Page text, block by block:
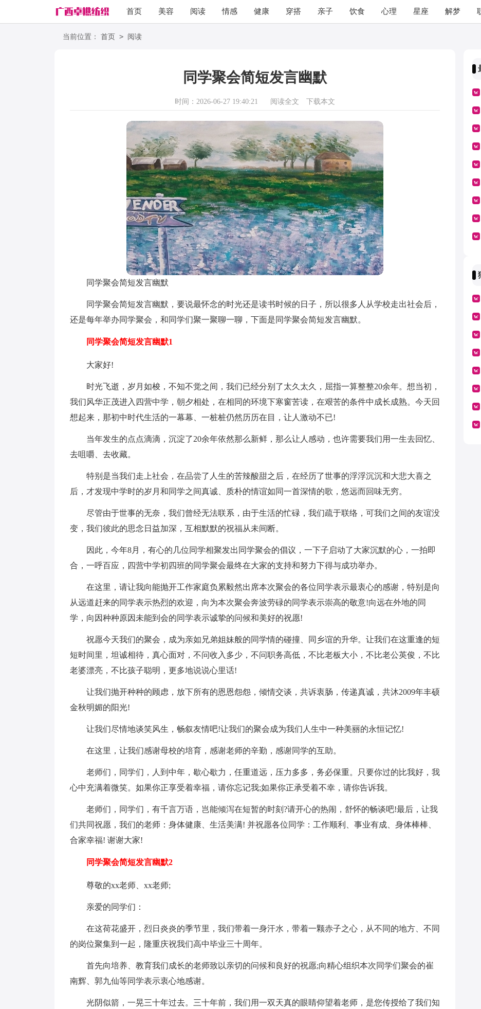
首页 美容 阅读 情感 健康 穿搭 亲子 饮食 心理 星座 解梦
励志
当前位置： 首页 > 阅读
同学聚会简短发言幽默
时间：2026-06-27 19:40:21 阅读全文 下载本文
同学聚会简短发言幽默
同学聚会简短发言幽默，要说最怀念的时光还是读书时候的日子，所以很多人从学校走出社会后，
还是每年举办同学聚会，和同学们聚一聚聊一聊，下面是同学聚会简短发言幽默。
同学聚会简短发言幽默1
大家好!
时光飞逝，岁月如梭，不知不觉之间，我们已经分别了太久太久，屈指一算整整20余年。想当初，
我们风华正茂进入四营中学，朝夕相处，在相同的环境下寒窗苦读，在艰苦的条件中成长成熟。今天回
想起来，那初中时代生活的一幕幕、一桩桩仍然历历在目，让人激动不已!
当年发生的点点滴滴，沉淀了20余年依然那么新鲜，那么让人感动，也许需要我们用一生去回忆、
去咀嚼、去收藏。
特别是当我们走上社会，在品尝了人生的苦辣酸甜之后，在经历了世事的浮浮沉沉和大悲大喜之
后，才发现中学时的岁月和同学之间真诚、质朴的情谊如同一首深情的歌，悠远而回味无穷。
尽管由于世事的无奈，我们曾经无法联系，由于生活的忙碌，我们疏于联络，可我们之间的友谊没
变，我们彼此的思念日益加深，互相默默的祝福从未间断。
因此，今年8月，有心的几位同学相聚发出同学聚会的倡议，一下子启动了大家沉默的心，一拍即
合，一呼百应，四营中学初四班的同学聚会最终在大家的支持和努力下得与成功举办。
在这里，请让我向能抛开工作家庭负累毅然出席本次聚会的各位同学表示最衷心的感谢，特别是向
从远道赶来的同学表示热烈的欢迎，向为本次聚会奔波劳碌的同学表示崇高的敬意!向远在外地的同
学，向因种种原因未能到会的同学表示诚挚的问候和美好的祝愿!
祝愿今天我们的聚会，成为亲如兄弟姐妹般的同学情的碰撞、同乡谊的升华。让我们在这重逢的短
短时间里，坦诚相待，真心面对，不问收入多少，不问职务高低，不比老板大小，不比老公英俊，不比
老婆漂亮，不比孩子聪明，更多地说说心里话!
让我们抛开种种的顾虑，放下所有的恩恩怨怨，倾情交谈，共诉衷肠，传递真诚，共沐2009年丰硕
金秋明媚的阳光!
让我们尽情地谈笑风生，畅叙友情吧!让我们的聚会成为我们人生中一种美丽的永恒记忆!
在这里，让我们感谢母校的培育，感谢老师的辛勤，感谢同学的互助。
老师们，同学们，人到中年，歇心歇力，任重道远，压力多多，务必保重。只要你过的比我好，我
心中充满着微笑。如果你正享受着幸福，请你忘记我;如果你正承受着不幸，请你告诉我。
老师们，同学们，有千言万语，岂能倾泻在短暂的时刻?请开心的热闹，舒怀的畅谈吧!最后，让我
们共同祝愿，我们的老师：身体健康、生活美满! 并祝愿各位同学：工作顺利、事业有成、身体棒棒、
合家幸福! 谢谢大家!
同学聚会简短发言幽默2
尊敬的xx老师、xx老师;
亲爱的同学们：
在这荷花盛开，烈日炎炎的季节里，我们带着一身汗水，带着一颗赤子之心，从不同的地方、不同
的岗位聚集到一起，隆重庆祝我们高中毕业三十周年。
首先向培养、教育我们成长的老师致以亲切的问候和良好的祝愿;向精心组织本次同学们聚会的崔
南辉、郭九仙等同学表示衷心地感谢。
光阴似箭，一晃三十年过去。三十年前，我们用一双天真的眼睛仰望着老师，是您传授给了我们知